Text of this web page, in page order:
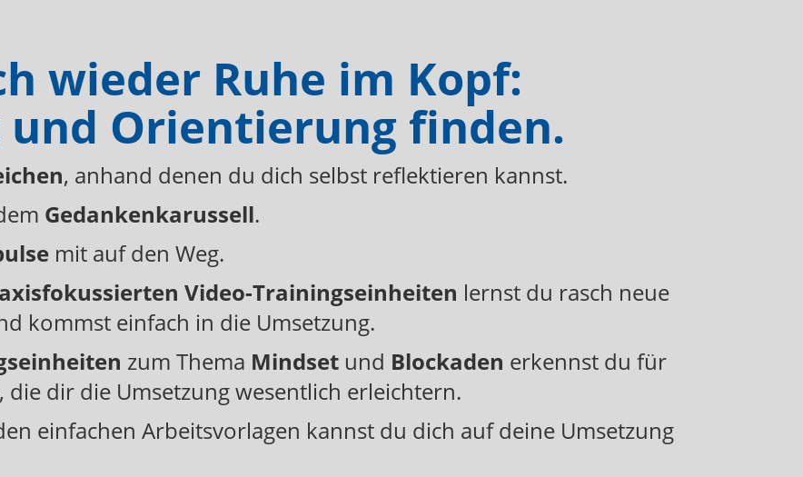
wieder Ruhe im Kopf:
Orientierung finden.
, anhand denen du dich selbst reflektieren kannst.
Gedankenkarussell.
mit auf den Weg.
Video-Trainingseinheiten lernst du rasch neue
kommst einfach in die Umsetzung.
zum Thema Mindset und Blockaden erkennst du für
dir die Umsetzung wesentlich erleichtern.
einfachen Arbeitsvorlagen kannst du dich auf deine Umsetzung